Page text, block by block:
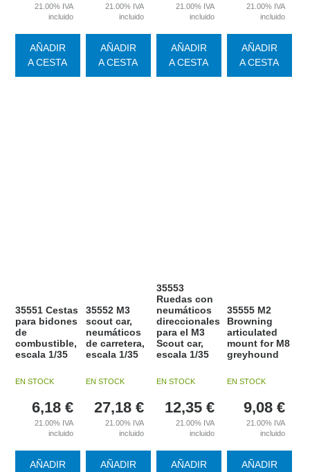
21.00% IVA
incluido
AÑADIR
A CESTA
21.00% IVA
incluido
AÑADIR
A CESTA
21.00% IVA
incluido
AÑADIR
A CESTA
21.00% IVA
incluido
AÑADIR
A CESTA
35551 Cestas
para bidones
de
combustible,
escala 1/35
EN STOCK
6,18 €
21.00% IVA
incluido
AÑADIR
35552 M3
scout car,
neumáticos
de carretera,
escala 1/35
EN STOCK
27,18 €
21.00% IVA
incluido
AÑADIR
35553
Ruedas con
neumáticos
direccionales
para el M3
Scout car,
escala 1/35
EN STOCK
12,35 €
21.00% IVA
incluido
AÑADIR
35555 M2
Browning
articulated
mount for M8
greyhound
EN STOCK
9,08 €
21.00% IVA
incluido
AÑADIR